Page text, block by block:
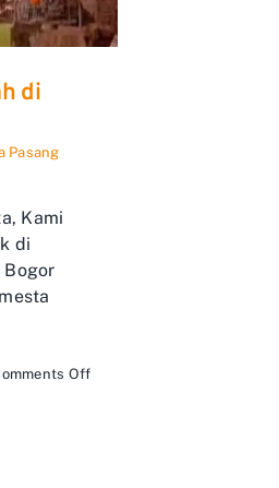
di
Pasang
Kami
di
Bogor
Offon